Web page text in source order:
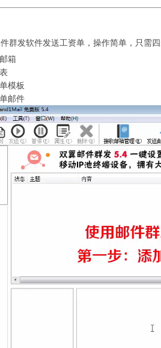
群发软件发送工资单，操作简单，只需四
箱
模板
邮件